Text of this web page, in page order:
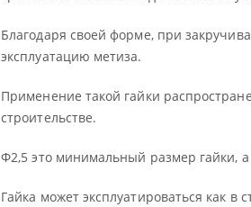
Благодаря своей форме, при
эксплуатацию метиза.
Применение такой гайки
строительстве.
Ф2,5 это минимальный размер гайки,
Гайка может эксплуатироваться как в